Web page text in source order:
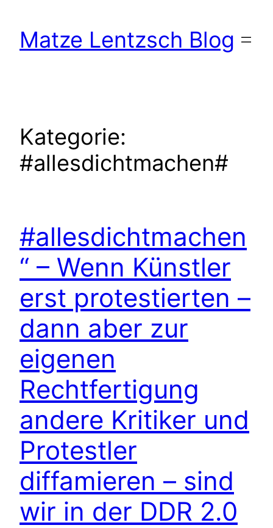
Inhalt
springen
Matze Lentzsch Blog
Kategorie:
#allesdichtmachen#
#allesdichtmachen
“ – Wenn Künstler
erst protestierten –
dann aber zur
eigenen
Rechtfertigung
andere Kritiker und
Protestler
diffamieren – sind
wir in der DDR 2.0